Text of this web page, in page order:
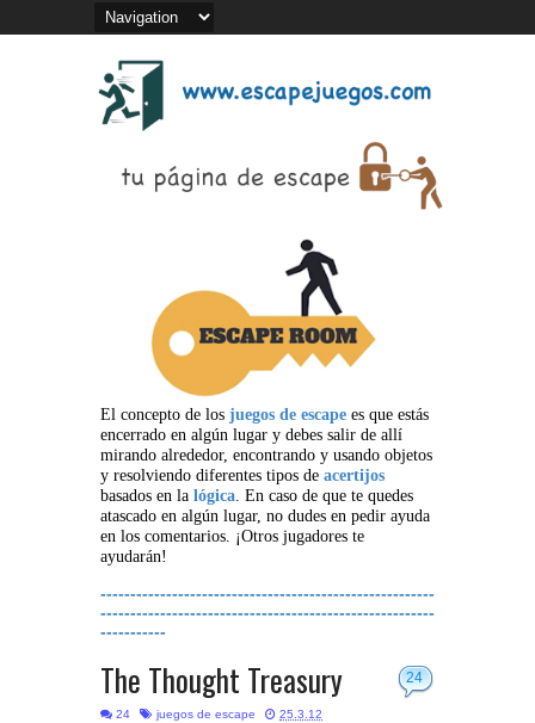
El concepto de los juegos de escape es que estás
encerrado en algún lugar y debes salir de allí
mirando alrededor, encontrando y usando objetos
y resolviendo diferentes tipos de acertijos
basados en la lógica. En caso de que te quedes
atascado en algún lugar, no dudes en pedir ayuda
en los comentarios. ¡Otros jugadores te
ayudarán!
--------------------------------------------------------
--------------------------------------------------------
-----------
24
The Thought Treasury
24 juegos de escape 25.3.12